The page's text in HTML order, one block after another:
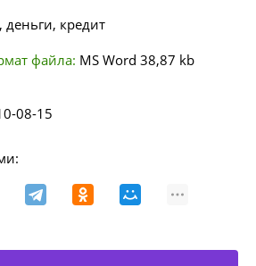
кредит
файла: MS Word 38,87 kb
08-15